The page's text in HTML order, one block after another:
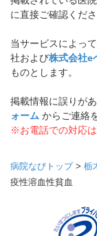
に直接ご確認くださ
当サービスによっ
社および株式会社e
ものとします。
掲載情報に誤りが
ォーム からご連絡
※お電話での対応
病院なびトップ> 栃
疫性溶血性貧血